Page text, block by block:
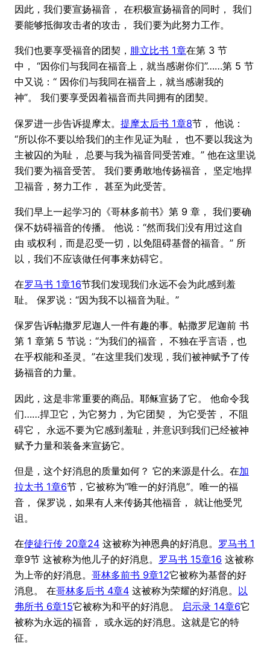
因此，我们要宣扬福音， 在积极宣扬福音的同时， 我们
要能够抵御攻击者的攻击， 我们要为此努力工作。
我们也要享受福音的团契， 腓立比书 1章在第 3 节
中， “因你们与我同在福音上，就当感谢你们”……第 5 节
中又说：“ 因你们与我同在福音上，就当感谢我的
神”。 我们要享受因着福音而共同拥有的团契。
保罗进一步告诉提摩太。 提摩太后书 1章8节， 他说：
“所以你不要以给我们的主作见证为耻， 也不要以我这为
主被囚的为耻， 总要与我为福音同受苦难。” 他在这里说
我们要为福音受苦。 我们要勇敢地传扬福音， 坚定地捍
卫福音，努力工作， 甚至为此受苦。
我们早上一起学习的《哥林多前书》第 9 章， 我们要确
保不妨碍福音的传播。 他说：“然而我们没有用过这自
由 或权利，而是忍受一切，以免阻碍基督的福音。” 所
以，我们不应该做任何事来妨碍它。
在罗马书 1章16节我们发现我们永远不会为此感到羞
耻。 保罗说：“因为我不以福音为耻。”
保罗告诉帖撒罗尼迦人一件有趣的事。帖撒罗尼迦前 书
第 1 章第 5 节说：“为我们的福音， 不独在乎言语，也
在乎权能和圣灵。”在这里我们发现，我们被神赋予了传
扬福音的力量。
因此，这是非常重要的商品。耶稣宣扬了它。 他命令我
们……捍卫它，为它努力，为它团契， 为它受苦， 不阻
碍它， 永远不要为它感到羞耻，并意识到我们已经被神
赋予力量和装备来宣扬它。
但是，这个好消息的质量如何？ 它的来源是什么。在加
拉太书 1章6节，它被称为“唯一的好消息”。唯一的福
音， 保罗说，如果有人来传扬其他福音， 就让他受咒
诅。
在使徒行传 20章24 这被称为神恩典的好消息。 罗马书 1
章9节 这被称为他儿子的好消息。 罗马书 15章16 这被称
为上帝的好消息。 哥林多前书 9章12它被称为基督的好
消息。 在哥林多后书 4章4 这被称为荣耀的好消息。 以
弗所书 6章15它被称为和平的好消息。 启示录 14章6它
被称为永远的福音， 或永远的好消息。这就是它的特
征。